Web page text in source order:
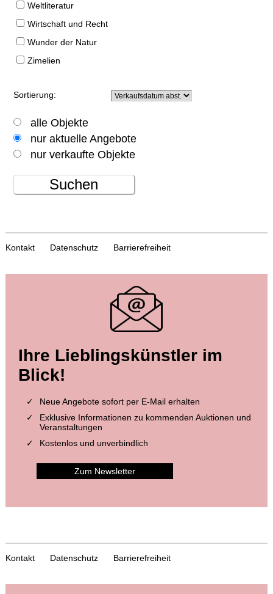
Weltliteratur
Wirtschaft und Recht
Wunder der Natur
Zimelien
Sortierung:
alle Objekte
nur aktuelle Angebote
nur verkaufte Objekte
Suchen
Kontakt Datenschutz Barrierefreiheit
Ihre Lieblingskünstler im
Blick!
Neue Angebote sofort per E-Mail erhalten
Exklusive Informationen zu kommenden Auktionen und
Veranstaltungen
Kostenlos und unverbindlich
Zum Newsletter
Kontakt Datenschutz Barrierefreiheit